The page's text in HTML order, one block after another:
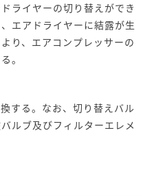
ライヤーの切り替えができ
エアドライヤーに結露が生
り、エアコンプレッサーの
。
する。なお、切り替えバル
ルブ及びフィルターエレメ